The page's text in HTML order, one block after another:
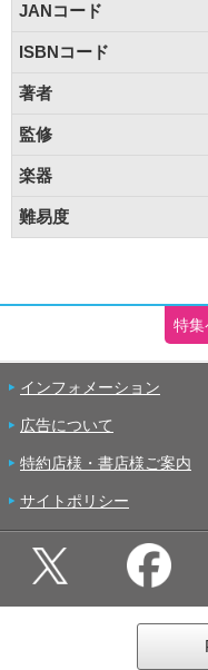
JANコード
ISBNコード
著者
監修
楽器
難易度
特集
インフォメーション
広告について
特約店様・書店様ご案内
サイトポリシー